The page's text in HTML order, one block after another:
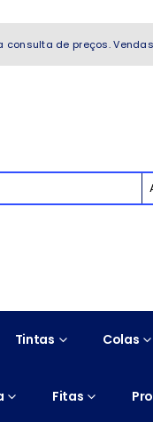
consulta de preços.
Tintas Colas
Fitas